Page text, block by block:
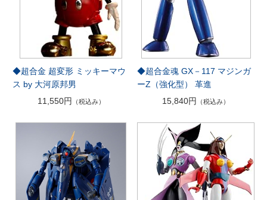
◆超合金 超変形 ミッキーマウ
ス by 大河原邦男
11,550円
（税込み）
◆超合金魂 GX－117 マジンガ
ーZ（強化型） 革進
15,840円
（税込み）